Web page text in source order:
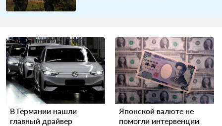
В Германии нашли
главный драйвер
Японской валюте не
помогли интервенции